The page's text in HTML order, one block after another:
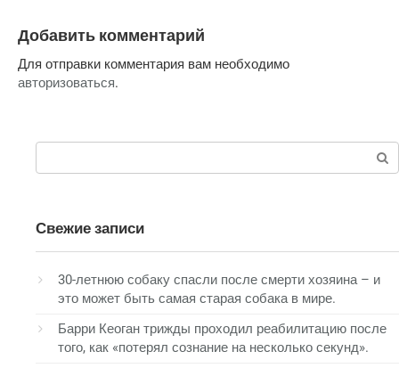
Добавить комментарий
Для отправки комментария вам необходимо
авторизоваться.
Свежие записи
30-летнюю собаку спасли после смерти хозяина – и
это может быть самая старая собака в мире.
Барри Кеоган трижды проходил реабилитацию после
того, как «потерял сознание на несколько секунд».